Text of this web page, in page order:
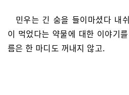
민우는 긴 숨을 들이마셨다 내
이 먹었다는 약물에 대한 이야기
름은 한 마디도 꺼내지 않고.